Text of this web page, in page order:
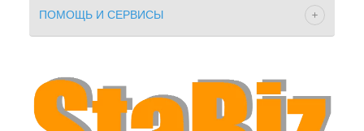
ПОМОЩЬ И СЕРВИСЫ